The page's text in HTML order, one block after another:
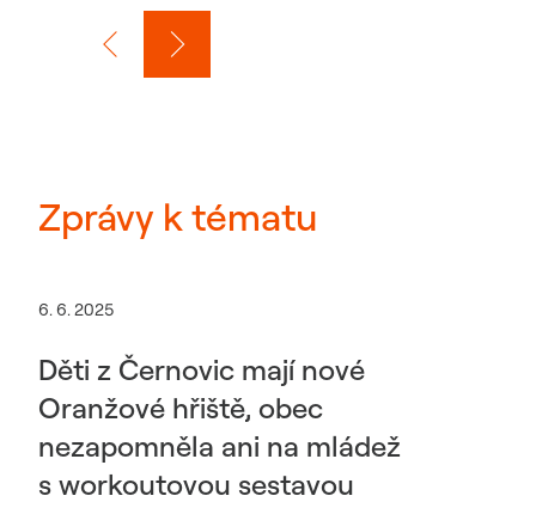
Zprávy k tématu
6. 6. 2025
Děti z Černovic mají nové
Oranžové hřiště, obec
nezapomněla ani na mládež
s workoutovou sestavou